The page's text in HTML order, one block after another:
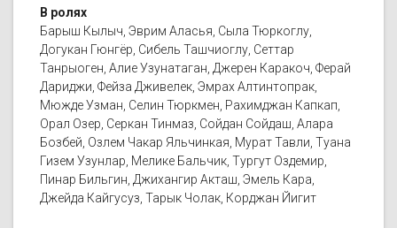
В ролях
Барыш Кылыч, Эврим Аласья, Сыла Тюркоглу,
Догукан Гюнгёр, Сибель Ташчиоглу, Сеттар
Танрыоген, Алие Узунатаган, Джерен Каракоч, Ферай
Дариджи, Фейза Дживелек, Эмрах Алтинтопрак,
Мюжде Узман, Селин Тюркмен, Рахимджан Капкап,
Орал Озер, Серкан Тинмаз, Сойдан Сойдаш, Алара
Бозбей, Озлем Чакар Яльчинкая, Мурат Тавли, Туана
Гизем Узунлар, Мелике Бальчик, Тургут Оздемир,
Пинар Бильгин, Джихангир Акташ, Эмель Кара,
Джейда Кайгусуз, Тарык Чолак, Корджан Йигит